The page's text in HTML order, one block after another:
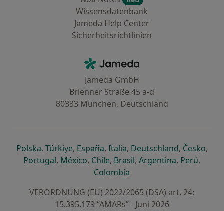
Wissensdatenbank
Jameda Help Center
Sicherheitsrichtlinien
Jameda - Startseite
Jameda GmbH
Brienner Straße 45 a-d
80333 München, Deutschland
Polskaöffnet in einer neuen Registerkarte
, Türkiyeöffnet in einer neuen Registerkarte
, Españaöffnet in einer neuen
, Italiaöffnet in einer neuen
, Deutschlandöffnet in
, Česko,
Portugalöffnet in einer neuen Registerkarte
, Méxicoöffnet in einer neuen Registerkarte
, Chileöffnet in einer neuen
, Brasilöffnet in einer neuen
, Argentinaöffnet in
, Perúöffnet
,
Colombia
VERORDNUNG (EU) 2022/2065 (DSA) art. 24:
15.395.179 “AMARs” - Juni 2026